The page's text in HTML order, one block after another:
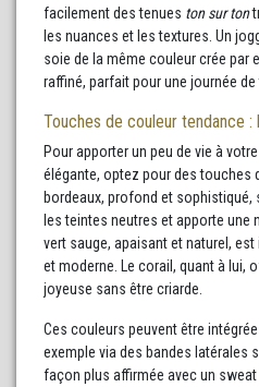
facilement des tenues ton sur ton
les nuances et les textures. Un
soie de la même couleur crée par
raffiné, parfait pour une journée
Touches de couleur tendance
Pour apporter un peu de vie à
élégante, optez pour des touches
bordeaux, profond et
les teintes neutres et apporte une
vert sauge, apaisant et naturel,
et moderne. Le corail, quant à lui,
joyeuse sans être criarde.
Ces couleurs peuvent être
exemple via des bandes latérales
façon plus affirmée avec un